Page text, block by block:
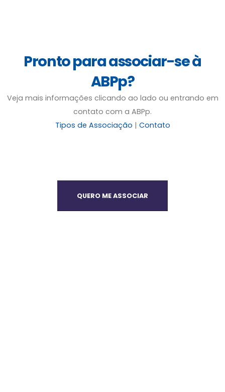
Pronto para associar-se à
ABPp?
Veja mais informações clicando ao lado ou entrando em
contato com a ABPp.
Tipos de Associação | Contato
QUERO ME ASSOCIAR